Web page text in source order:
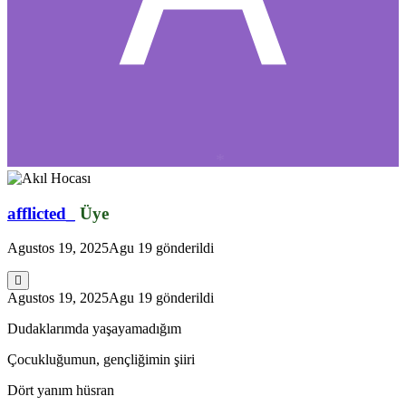
afflicted_ Üye
Agustos 19, 2025Agu 19 gönderildi
Agustos 19, 2025Agu 19 gönderildi
Dudaklarımda yaşayamadığım
Çocukluğumun, gençliğimin şiiri
Dört yanım hüsran